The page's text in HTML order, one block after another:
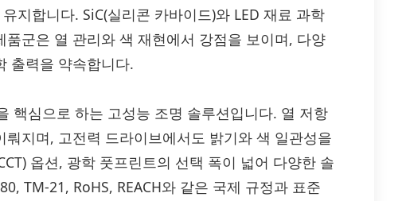
지합니다. SiC(실리콘 카바이드)와 LED 재료 과학
군은 열 관리와 색 재현에서 강점을 보이며, 다양
출력을 약속합니다.
핵심으로 하는 고성능 조명 솔루션입니다. 열 저항
지며, 고전력 드라이브에서도 밝기와 색 일관성을
옵션, 광학 풋프린트의 선택 폭이 넓어 다양한 솔
TM-21, RoHS, REACH와 같은 국제 규정과 표준